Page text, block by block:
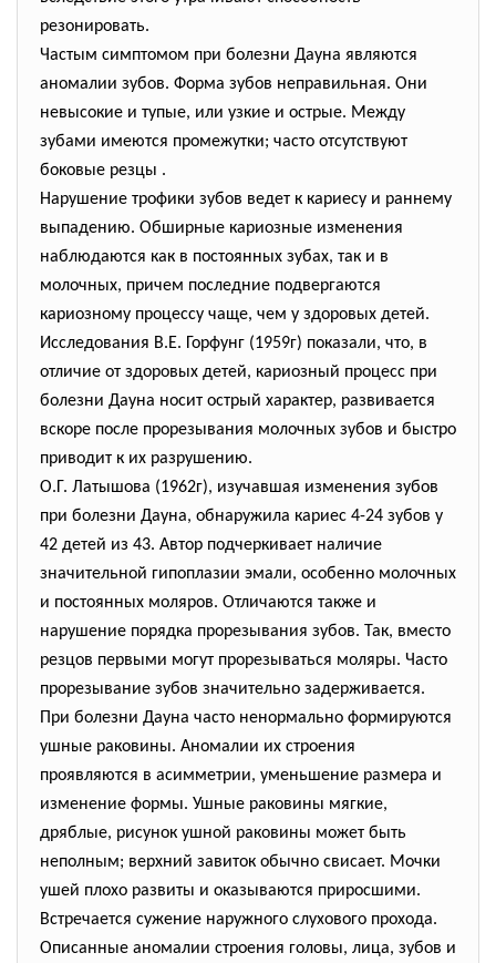
резонировать.
Частым симптомом при болезни Дауна являются
аномалии зубов. Форма зубов неправильная. Они
невысокие и тупые, или узкие и острые. Между
зубами имеются промежутки; часто отсутствуют
боковые резцы .
Нарушение трофики зубов ведет к кариесу и раннему
выпадению. Обширные кариозные изменения
наблюдаются как в постоянных зубах, так и в
молочных, причем последние подвергаются
кариозному процессу чаще, чем у здоровых детей.
Исследования В.Е. Горфунг (1959г) показали, что, в
отличие от здоровых детей, кариозный процесс при
болезни Дауна носит острый характер, развивается
вскоре после прорезывания молочных зубов и быстро
приводит к их разрушению.
О.Г. Латышова (1962г), изучавшая изменения зубов
при болезни Дауна, обнаружила кариес 4-24 зубов у
42 детей из 43. Автор подчеркивает наличие
значительной гипоплазии эмали, особенно молочных
и постоянных моляров. Отличаются также и
нарушение порядка прорезывания зубов. Так, вместо
резцов первыми могут прорезываться моляры. Часто
прорезывание зубов значительно задерживается.
При болезни Дауна часто ненормально формируются
ушные раковины. Аномалии их строения
проявляются в асимметрии, уменьшение размера и
изменение формы. Ушные раковины мягкие,
дряблые, рисунок ушной раковины может быть
неполным; верхний завиток обычно свисает. Мочки
ушей плохо развиты и оказываются приросшими.
Встречается сужение наружного слухового прохода.
Описанные аномалии строения головы, лица, зубов и